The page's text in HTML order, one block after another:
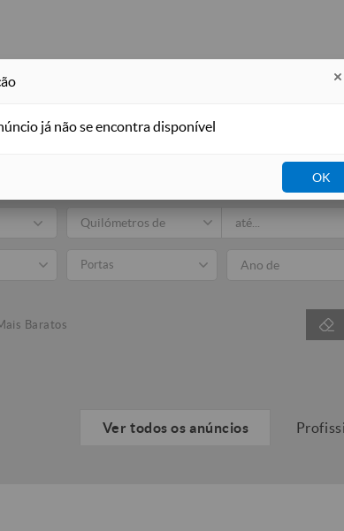
Portas
Baratos
Ver todos os anúncios
já não se encontra disponível
OK